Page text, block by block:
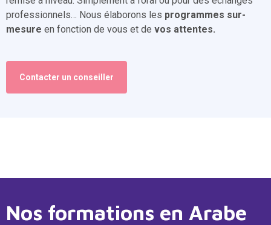
professionnels… Nous élaborons les programmes sur-
mesure en fonction de vous et de vos attentes.
Contacter un conseiller
Nos formations en Arabe